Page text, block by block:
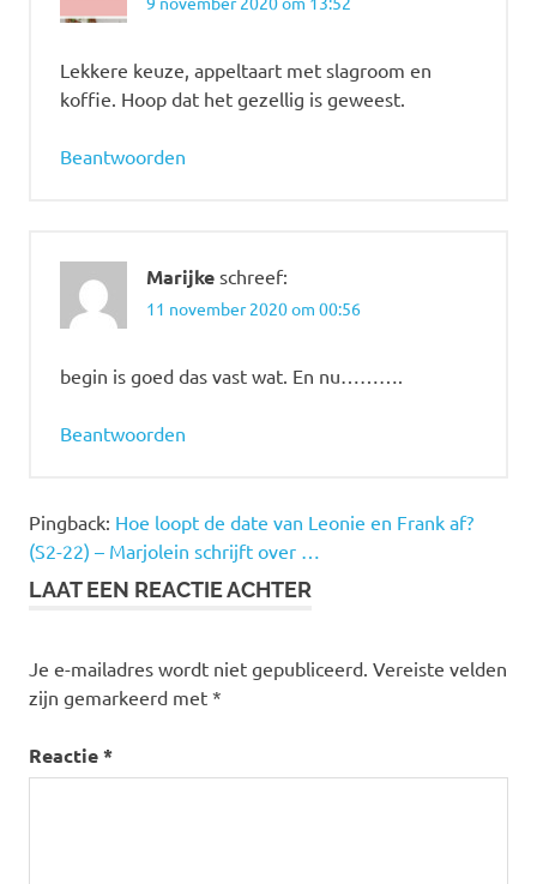
Lekkere keuze, appeltaart met slagroom en
koffie. Hoop dat het gezellig is geweest.
Beantwoorden
Marijke schreef:
11 november 2020 om 00:56
begin is goed das vast wat. En nu……….
Beantwoorden
Pingback: Hoe loopt de date van Leonie en Frank af?
(S2-22) – Marjolein schrijft over …
LAAT EEN REACTIE ACHTER
Je e-mailadres wordt niet gepubliceerd. Vereiste velden
zijn gemarkeerd met *
Reactie*